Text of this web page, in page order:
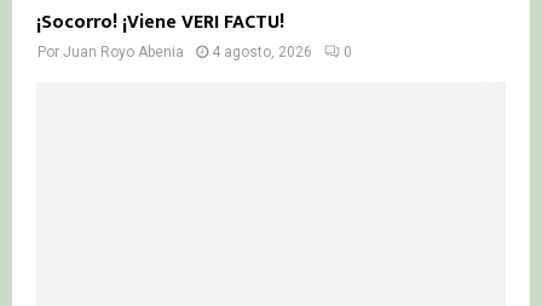
¡Socorro! ¡Viene VERI FACTU!
Por Juan Royo Abenia 4 agosto, 2026 0